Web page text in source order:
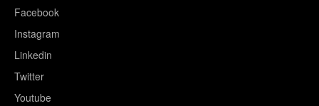
Facebook
Instagram
Linkedin
Twitter
Youtube